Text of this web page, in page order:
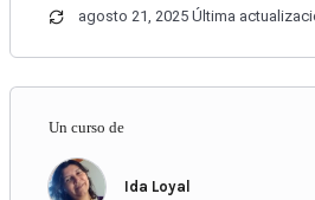
agosto 21, 2025 Última
Un curso de
Ida Loyal